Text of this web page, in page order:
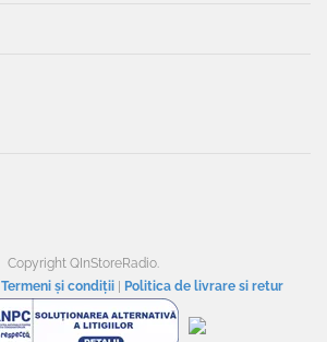
Copyright QInStoreRadio.
Termeni și condiții Politica de livrare si retur